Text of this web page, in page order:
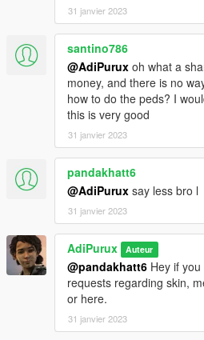
31 janvier 2023
santino786
@AdiPurux oh what a
money, and there is no
how to do the peds? I
this is very good
31 janvier 2023
pandakhatt6
@AdiPurux say less bro l
31 janvier 2023
AdiPurux Auteur
@pandakhatt6 Hey if
requests regarding skin,
or here.
31 janvier 2023